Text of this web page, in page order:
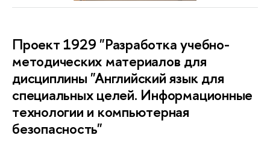
Проект 1929 "Разработка учебно-
методических материалов для
дисциплины "Английский язык для
специальных целей. Информационные
технологии и компьютерная
безопасность"